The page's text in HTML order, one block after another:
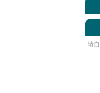
请